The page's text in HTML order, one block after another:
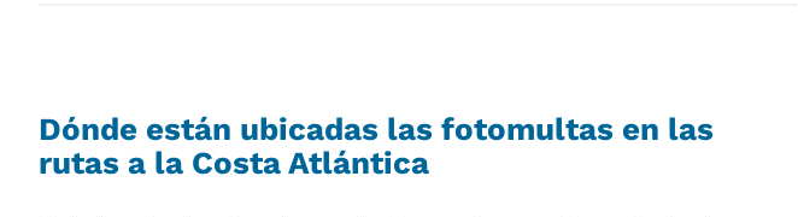
Dónde están ubicadas las fotomultas en las
rutas a la Costa Atlántica